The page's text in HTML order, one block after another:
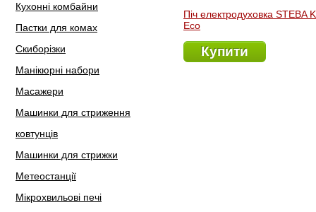
Кухонні комбайни
Пастки для комах
Скиборізки
Манікюрні набори
Масажери
Машинки для стриження
ковтунців
Машинки для стрижки
Метеостанції
Мікрохвильові печі
Піч електродуховка STEBA
Eco
Купити